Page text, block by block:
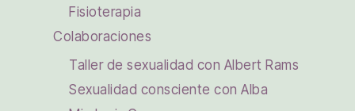
Fisioterapia
Colaboraciones
Taller de sexualidad con Albert Rams
Sexualidad consciente con Alba